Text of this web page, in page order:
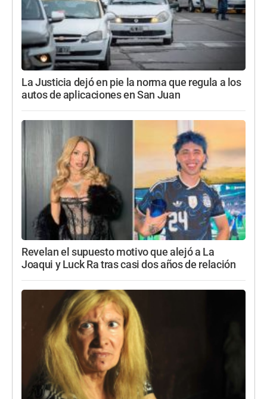
La Justicia dejó en pie la norma que regula a los
autos de aplicaciones en San Juan
Revelan el supuesto motivo que alejó a La
Joaqui y Luck Ra tras casi dos años de relación